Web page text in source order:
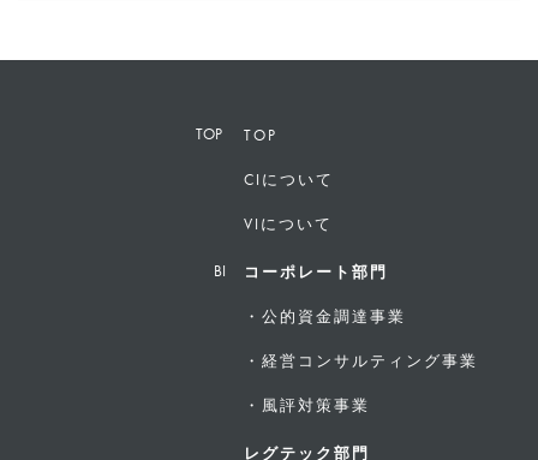
TOP
CIについて
VIについて
コーポレート部門
・公的資金調達事業
・経営コンサルティング事業
・風評対策事業
レグテック部門